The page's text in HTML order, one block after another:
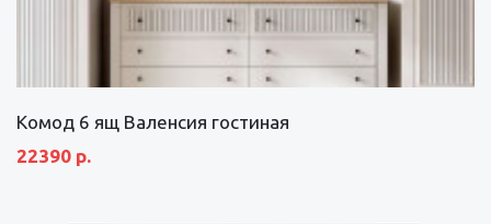
Комод 6 ящ Валенсия гостиная
22390 р.